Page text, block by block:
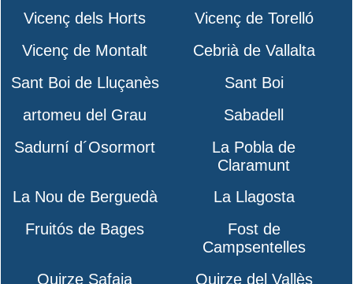
Vicenç dels Horts
Vicenç de Torelló
Vicenç de Montalt
Cebrià de Vallalta
Sant Boi de Lluçanès
Sant Boi
artomeu del Grau
Sabadell
Sadurní d´Osormort
La Pobla de
Claramunt
La Nou de Berguedà
La Llagosta
Fruitós de Bages
Fost de
Campsentelles
Quirze Safaja
Quirze del Vallès